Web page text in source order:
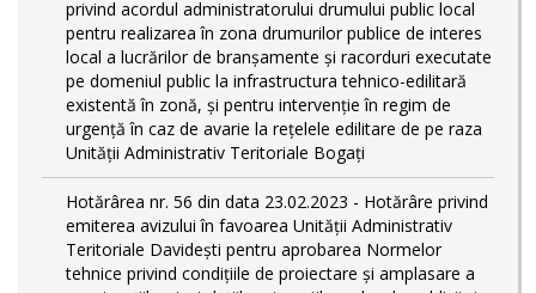
privind acordul administratorului drumului public local
pentru realizarea în zona drumurilor publice de interes
local a lucrărilor de branșamente și racorduri executate
pe domeniul public la infrastructura tehnico-edilitară
existentă în zonă, și pentru intervenție în regim de
urgență în caz de avarie la rețelele edilitare de pe raza
Unității Administrativ Teritoriale Bogați
Hotărârea nr. 56 din data 23.02.2023 - Hotărâre privind
emiterea avizului în favoarea Unității Administrativ
Teritoriale Davidești pentru aprobarea Normelor
tehnice privind condiţiile de proiectare şi amplasare a